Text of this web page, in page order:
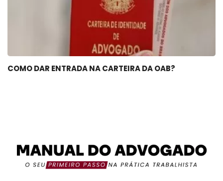
COMO DAR ENTRADA NA CARTEIRA DA OAB?